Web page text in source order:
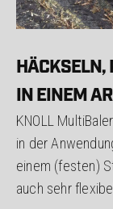
HÄCKSELN,
IN EINEM
KNOLL
in der
einem (festen)
auch sehr